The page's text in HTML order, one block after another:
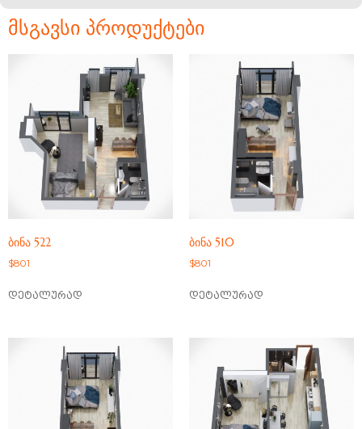
ᲛᲡᲒᲐᲕᲡᲘ ᲞᲠᲝᲓᲣᲥᲢᲔᲑᲘ
ᲑᲘᲜᲐ 522
$801
დეტალურად
ᲑᲘᲜᲐ 510
$801
დეტალურად